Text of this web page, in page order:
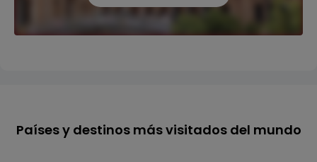
Países y destinos más visitados del mundo